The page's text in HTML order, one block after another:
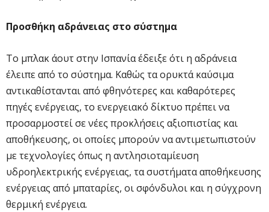
Προσθήκη αδράνειας στο σύστημα
Το μπλακ άουτ στην Ισπανία έδειξε ότι η αδράνεια
έλειπε από το σύστημα. Καθώς τα ορυκτά καύσιμα
αντικαθίστανται από φθηνότερες και καθαρότερες
πηγές ενέργειας, το ενεργειακό δίκτυο πρέπει να
προσαρμοστεί σε νέες προκλήσεις αξιοπιστίας και
αποθήκευσης, οι οποίες μπορούν να αντιμετωπιστούν
με τεχνολογίες όπως η αντλησιοταμίευση
υδροηλεκτρικής ενέργειας, τα συστήματα αποθήκευσης
ενέργειας από μπαταρίες, οι σφόνδυλοι και η σύγχρονη
θερμική ενέργεια.